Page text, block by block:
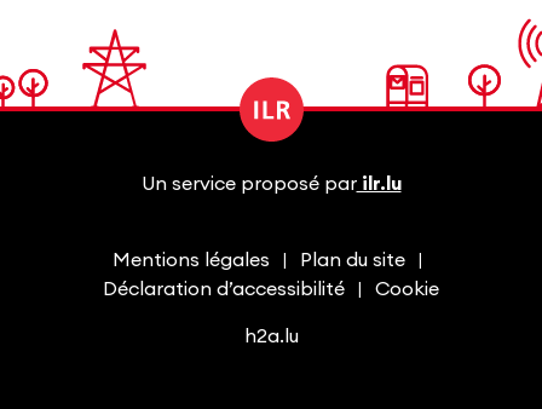
Mentions légales
Plan du site
Déclaration d’accessibilité
Cookie
Un service proposé parilr.lu
h2a.lu